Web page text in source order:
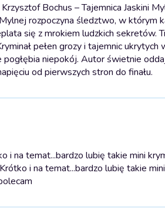
Bochus – Tajemnica Jaskini
rozpoczyna śledztwo, w którym
się z mrokiem ludzkich sekretów.
pełen grozy i tajemnic ukrytych
niepokój. Autor świetnie
od pierwszych stron do finału.
na temat...bardzo lubię takie mini
Krótko i na temat...bardzo lubię takie